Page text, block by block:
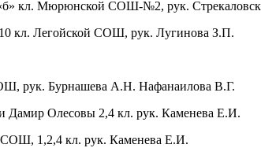
кл. Мюрюнской СОШ-№2, рук.
кл. Легойской СОШ, рук. Лугинова З.П.
рук. Бурнашева А.Н. Нафанаилова В.Г.
Олесовы 2,4 кл. рук. Каменева Е.И.
СОШ, 1,2,4 кл. рук. Каменева Е.И.